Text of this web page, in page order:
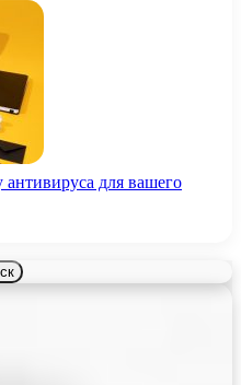
для вашего